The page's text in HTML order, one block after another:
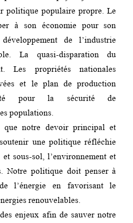
politique populaire propre. Le
à son économie pour son
de l’industrie
La quasi-disparation du
Les propriétés nationales
et le plan de production
pour la sécurité de
populations.
notre devoir principal et
une politique réfléchie
sous-sol, l’environnement et
Notre politique doit penser à
l’énergie en favorisant le
renouvelables.
enjeux afin de sauver notre